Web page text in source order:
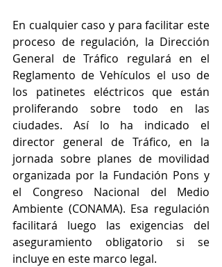
En cualquier caso y para facilitar este
proceso de regulación, la Dirección
General de Tráfico regulará en el
Reglamento de Vehículos el uso de
los patinetes eléctricos que están
proliferando sobre todo en las
ciudades. Así lo ha indicado el
director general de Tráfico, en la
jornada sobre planes de movilidad
organizada por la Fundación Pons y
el Congreso Nacional del Medio
Ambiente (CONAMA). Esa regulación
facilitará luego las exigencias del
aseguramiento obligatorio si se
incluye en este marco legal.